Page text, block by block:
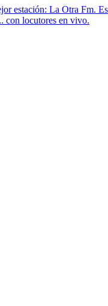
estación: La Otra Fm.
con locutores en vivo.